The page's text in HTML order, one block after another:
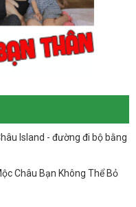
Island - đường đi bộ bằng
Châu Bạn Không Thể Bỏ